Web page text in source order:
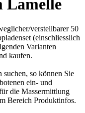
Lamelle
verstellbarer 50
(einschliesslich
Varianten
kaufen.
so können Sie
ein- und
die Massermittlung
Bereich Produktinfos.